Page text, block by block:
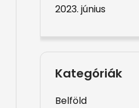
2023. június
Kategóriák
Belföld